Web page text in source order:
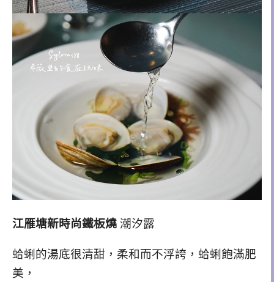
江雁塘新時尚鐵板燒 潮汐露
蛤蜊的湯底很清甜，柔和而不浮誇， 蛤蜊飽滿肥
美，